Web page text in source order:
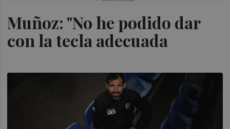
Muñoz: "No he podido dar
con la tecla adecuada